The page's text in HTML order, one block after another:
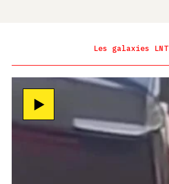
Les galaxies LNT